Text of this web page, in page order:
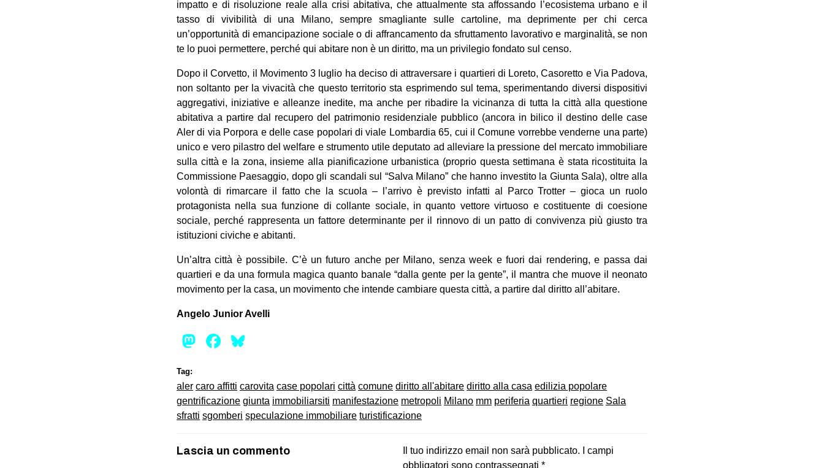
impatto e di risoluzione reale alla crisi abitativa, che attualmente sta affossando l’ecosistema urbano e il
tasso di vivibilità di una Milano, sempre smagliante sulle cartoline, ma deprimente per chi cerca
un’opportunità di emancipazione sociale o di affrancamento da sfruttamento lavorativo e marginalità, se non
te lo puoi permettere, perché qui abitare non è un diritto, ma un privilegio fondato sul censo.
Dopo il Corvetto, il Movimento 3 luglio ha deciso di attraversare i quartieri di Loreto, Casoretto e Via Padova,
non soltanto per la vivacità che questo territorio sta esprimendo sul tema, sperimentando diversi dispositivi
aggregativi, iniziative e alleanze inedite, ma anche per ribadire la vicinanza di tutta la città alla questione
abitativa a partire dal recupero del patrimonio residenziale pubblico (ancora in bilico il destino delle case
Aler di via Porpora e delle case popolari di viale Lombardia 65, cui il Comune vorrebbe venderne una parte)
unico e vero pilastro del welfare e strumento utile deputato ad alleviare la pressione del mercato immobiliare
sulla città e la zona, insieme alla pianificazione urbanistica (proprio questa settimana è stata ricostituita la
Commissione Paesaggio, dopo gli scandali sul “Salva Milano” che hanno investito la Giunta Sala), oltre alla
volontà di rimarcare il fatto che la scuola – l’arrivo è previsto infatti al Parco Trotter – gioca un ruolo
protagonista nella sua funzione di collante sociale, in quanto vettore virtuoso e costituente di coesione
sociale, perché rappresenta un fattore determinante per il rinnovo di un patto di convivenza più giusto tra
istituzioni civiche e abitanti.
Un’altra città è possibile. C’è un futuro anche per Milano, senza week e fuori dai rendering, e passa dai
quartieri e da una formula magica quanto banale “dalla gente per la gente”, il mantra che muove il neonato
movimento per la casa, un movimento che intende cambiare questa città, a partire dal diritto all’abitare.
Angelo Junior Avelli
Mastodon
Facebook
Tag:
aler caro affitti carovita case popolari città comune diritto all'abitare diritto alla casa edilizia popolare
gentrificazione giunta immobiliarsiti manifestazione metropoli Milano mm periferia quartieri regione Sala
sfratti sgomberi speculazione immobiliare turistificazione
Lascia un commento Il tuo indirizzo email non sarà pubblicato.
I campi
obbligatori sono contrassegnati *